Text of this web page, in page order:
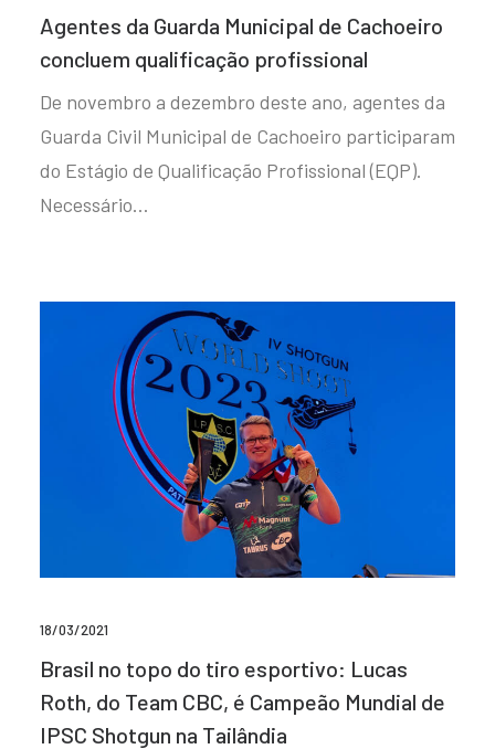
Agentes da Guarda Municipal de Cachoeiro
concluem qualificação profissional
De novembro a dezembro deste ano, agentes da
Guarda Civil Municipal de Cachoeiro participaram
do Estágio de Qualificação Profissional (EQP).
Necessário…
18/03/2021
Brasil no topo do tiro esportivo: Lucas
Roth, do Team CBC, é Campeão Mundial de
IPSC Shotgun na Tailândia